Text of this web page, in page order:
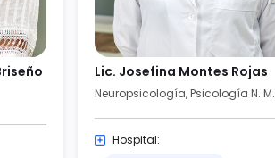
Lic. Josefina Montes Rojas
Neuropsicología, Psicología N. M.
Hospital: